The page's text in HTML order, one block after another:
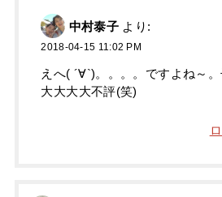
中村泰子 より:
2018-04-15 11:02 PM
えへ( ´∀`)。。。。ですよね～。
大大大大不評(笑)